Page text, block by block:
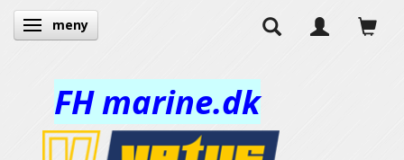
Ändra navigering
meny
FH marine.dk